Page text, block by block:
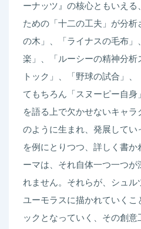
ーナッツ』の核心ともいえる
ための「十二の工夫」が分
の木」、「ライナスの毛布
楽」、「ルーシーの精神分析
トック」、「野球の試合」
てもちろん「スヌーピー自身
を語る上で欠かせないキャ
のように生まれ、発展してい
を例にとりつつ、詳しく書
ーマは、それ自体一つ一つが
れません。それらが、シュ
ユーモラスに描かれていくこ
ックとなっていく、その創